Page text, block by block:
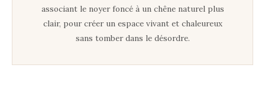
associant le noyer foncé à un chêne naturel plus
clair, pour créer un espace vivant et chaleureux
sans tomber dans le désordre.